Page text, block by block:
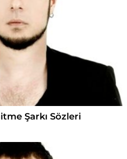
Şarkı Sözleri